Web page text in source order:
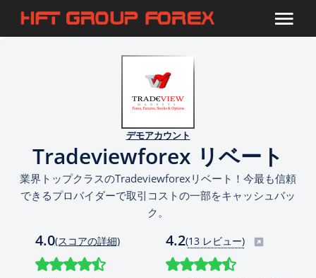
デモアカウント
Tradeviewforex リベート
業界トップクラスのTradeviewforexリベート！今最も信頼
できるプロバイダーで取引コストの一部をキャッシュバッ
ク。
4.0(スコアの詳細) 4.2(13 レビュー)